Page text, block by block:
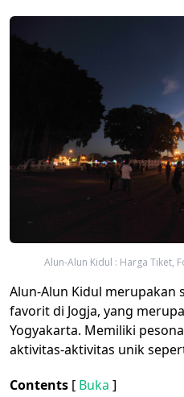
Alun-Alun Kidul : Harga Tiket,
Alun-Alun Kidul merupakan
favorit di Jogja, yang
Yogyakarta. Memiliki
aktivitas-aktivitas unik
Contents [ Buka ]